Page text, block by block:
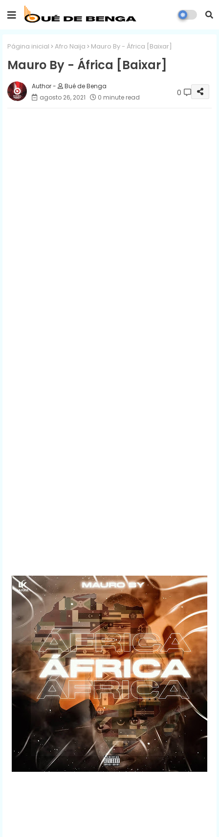
Página inicial Afro Naija Mauro By - África [Baixar]
Mauro By - África [Baixar]
Bué de Benga
agosto 26, 2021
0 minute read 0